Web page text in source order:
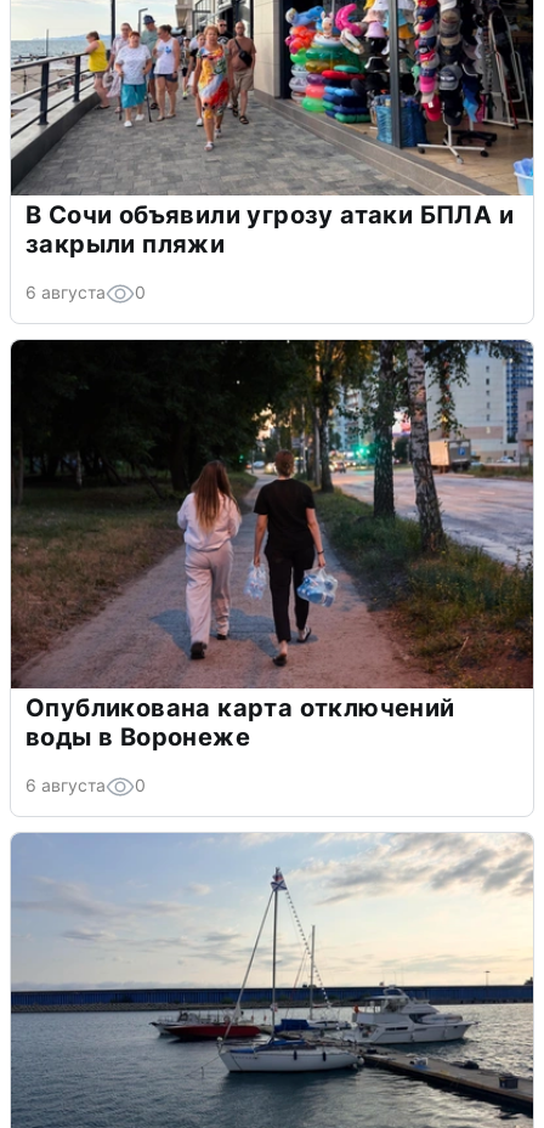
В Сочи объявили угрозу атаки БПЛА и
закрыли пляжи
6 августа 0
Опубликована карта отключений
воды в Воронеже
6 августа 0